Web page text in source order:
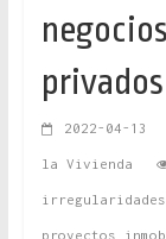
privados
2022-04-13
la Vivienda
irregularidades
proyectos